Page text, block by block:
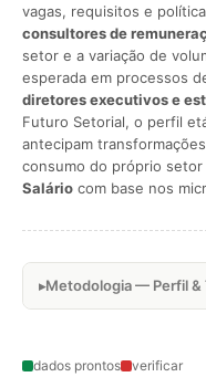
vagas, requisitos e
consultores de
setor e a variação de
esperada em processos
diretores executivos e
Futuro Setorial, o perfil
antecipam
consumo do próprio setor
Salário com base nos
Metodologia — Perfil &
dados prontos verificar